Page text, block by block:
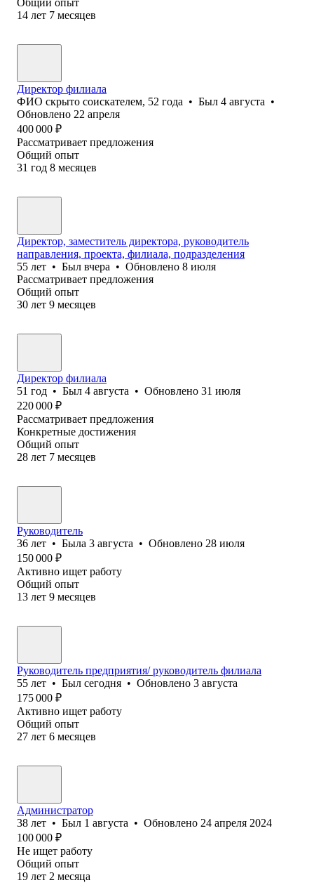
14 лет 7 месяцев
Директор филиала
ФИО скрыто соискателем, 52 года • Был 4 августа •
Обновлено 22 апреля
400 000 ₽
Рассматривает предложения
Общий опыт
31 год 8 месяцев
Директор, заместитель директора, руководитель
направления, проекта, филиала, подразделения
55 лет • Был вчера • Обновлено 8 июля
Рассматривает предложения
Общий опыт
30 лет 9 месяцев
Директор филиала
51 год • Был 4 августа • Обновлено 31 июля
220 000 ₽
Рассматривает предложения
Конкретные достижения
Общий опыт
28 лет 7 месяцев
Руководитель
36 лет • Была 3 августа • Обновлено 28 июля
150 000 ₽
Активно ищет работу
Общий опыт
13 лет 9 месяцев
Руководитель предприятия/ руководитель филиала
55 лет • Был сегодня • Обновлено 3 августа
175 000 ₽
Активно ищет работу
Общий опыт
27 лет 6 месяцев
Администратор
38 лет • Был 1 августа • Обновлено 24 апреля 2024
100 000 ₽
Не ищет работу
Общий опыт
19 лет 2 месяца